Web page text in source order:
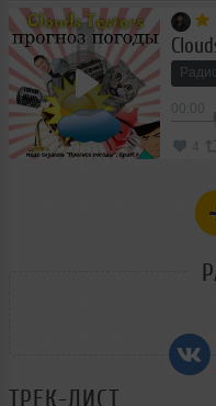
ТРЕК-ЛИСТ